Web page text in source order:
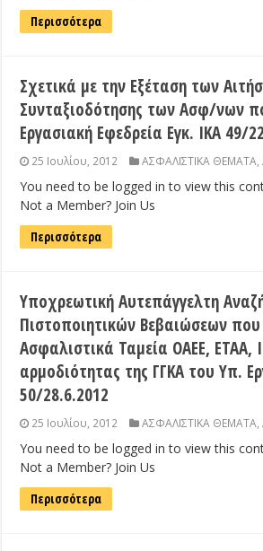
Περισσότερα
Σχετικά με την Εξέταση των
Συνταξιοδότησης των Ασφ/νων
Εργασιακή Εφεδρεία Εγκ. ΙΚΑ 49/
25 Ιουλίου, 2012 ΑΣΦΑΛΙΣΤΙΚΑ ΘΕΜΑΤΑ,
You need to be logged in to view this
Not a Member? Join Us
Περισσότερα
Υποχρεωτική Αυτεπάγγελτη
Πιστοποιητικών Βεβαιώσεων
Ασφαλιστικά Ταμεία ΟΑΕΕ, ΕΤΑΑ,
αρμοδιότητας της ΓΓΚΑ του Υπ.
50/28.6.2012
25 Ιουλίου, 2012 ΑΣΦΑΛΙΣΤΙΚΑ ΘΕΜΑΤΑ,
You need to be logged in to view this
Not a Member? Join Us
Περισσότερα